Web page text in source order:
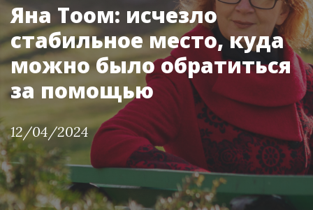
Яна Тоом: исчезло
стабильное место, куда
можно было обратиться
за помощью
12/04/2024